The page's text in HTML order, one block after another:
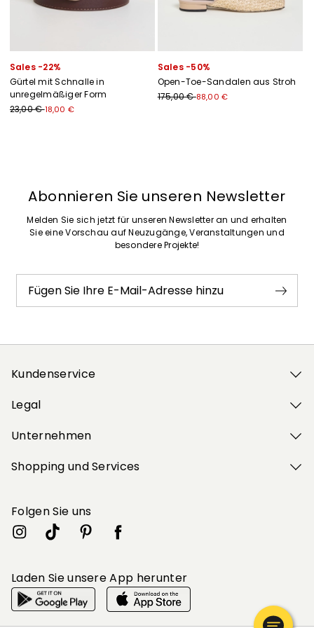
Sales -22%
Gürtel mit Schnalle in
unregelmäßiger Form
23,00 €18,00 €
Sales -50%
Open-Toe-Sandalen aus Stroh
175,00 €88,00 €
Abonnieren Sie unseren Newsletter
Melden Sie sich jetzt für unseren Newsletter an und erhalten
Sie eine Vorschau auf Neuzugänge, Veranstaltungen und
besondere Projekte!
Fügen Sie Ihre E-Mail-Adresse hinzu
Kundenservice
Legal
Unternehmen
Shopping und Services
Folgen Sie uns
Laden Sie unsere App herunter